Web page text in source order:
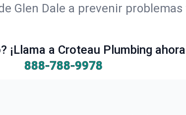
Glen Dale a prevenir
¡Llama a Croteau Plumbing
888-788-9978